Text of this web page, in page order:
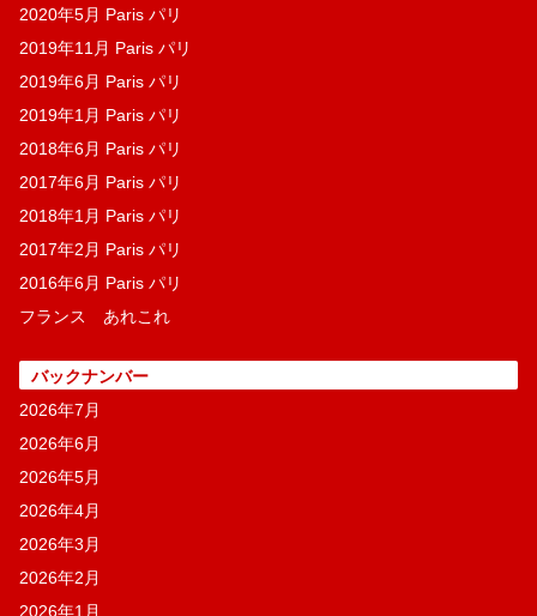
2020年5月 Paris パリ
2019年11月 Paris パリ
2019年6月 Paris パリ
2019年1月 Paris パリ
2018年6月 Paris パリ
2017年6月 Paris パリ
2018年1月 Paris パリ
2017年2月 Paris パリ
2016年6月 Paris パリ
フランス あれこれ
バックナンバー
2026年7月
2026年6月
2026年5月
2026年4月
2026年3月
2026年2月
2026年1月